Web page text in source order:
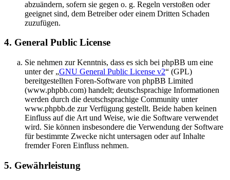
abzuändern, sofern sie gegen o. g. Regeln verstoßen oder
geeignet sind, dem Betreiber oder einem Dritten Schaden
zuzufügen.
4. General Public License
Sie nehmen zur Kenntnis, dass es sich bei phpBB um eine
unter der „GNU General Public License v2“ (GPL)
bereitgestellten Foren-Software von phpBB Limited
(www.phpbb.com) handelt; deutschsprachige Informationen
werden durch die deutschsprachige Community unter
www.phpbb.de zur Verfügung gestellt. Beide haben keinen
Einfluss auf die Art und Weise, wie die Software verwendet
wird. Sie können insbesondere die Verwendung der Software
für bestimmte Zwecke nicht untersagen oder auf Inhalte
fremder Foren Einfluss nehmen.
5. Gewährleistung